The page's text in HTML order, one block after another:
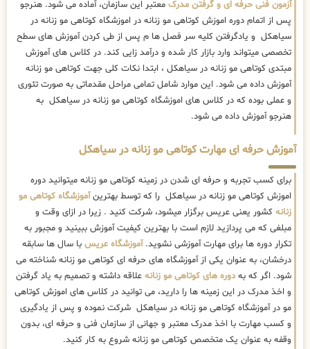
آزمون فنی حرفه ای و گرفتن مدرک معتبر این سازمان، آماده می شود. هنرجو
پس از اتمام دوره اموزش کوتاهی مو زنانه در اموزشگاه کوتاهی مو زنانه در
سیاهکل و یادگرفتن کلیه سر فصل ها م پس از طی کردن آموزش های سطح
تخصصی میتواند وارد بازار کار شده و درآمد زایی کند. در کلاس های آموزش
مبتدی کوتاهی مو زنانه در سیاهکل ، ابتدا نکات کلی جهت کوتاهی مو زنانه
آموزش داده می شود. این موارد شامل تمامی مراحل مقدماتی به صورت تئوری
و عملی بوده که در کلاس های اموزشگاه کوتاهی مو زنانه در سیاهکل به
هنرجو آموزش داده می شود.
آموزش حرفه ای مهارت کوتاهی مو زنانه در سیاهکل
برای کسب تجربه و حرفه ای شدن در زمینه کوتاهی مو زنانه میتوانید دوره
اموزش کوتاهی مو زنانه در سیاهکل را که توسط بهترینآموزشگاه کوتاهی مو
زنانه کشور یعنی عریس برگزار میشود، شرکت کنید . زیرا در ازای وقت و
مبلغی که می پردازید لازم است با بهترین کیفیت آموزش ببینید و مجبور به
تکرار دوره ها برای مهارت آموزشی نشوید.آموزشگاه عریس با سال ها سابقه
درخشان، به عنوان یکی از آموزشگاه های حرفه ای کوتاهی مو زنانه شناخته می
شود. اگر که بهدوره های کوتاهی مو زنانه علاقه داشته و تصمیم به یاد گرفتن
و اخذ مدرک در این زمینه ها را دارید، می توانید در کلاس های اموزش کوتاهی
مو در آموزشگاه کوتاهی مو زنانه در سیاهکل شرکت نموده و پس از یادگیری
و کسب مهارت با اخذ مدرک معتبر و جهانی از سازمان فنی و حرفه ای، بدون
وقفه به عنوان یک متخصص کوتاهی مو زنانه شروع به کار کنید.